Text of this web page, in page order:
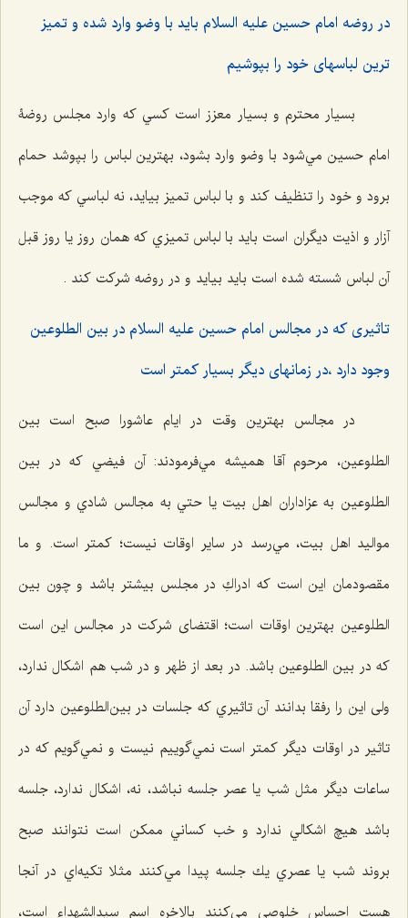
در روضه امام حسين عليه السلام بايد با وضو وارد شده و تميز
ترين لباسهاى خود را بپوشيم
بسيار محترم و بسيار معزز است كسي كه وارد مجلس روضۀ
امام حسين مي‌شود با وضو وارد بشود، بهترين لباس را بپوشد حمام
برود و خود را تنظيف كند و با لباس تميز بیاید، نه لباسي كه موجب
آزار و اذيت ديگران است بايد با لباس تميزي كه همان روز يا روز قبل
آن لباس شسته شده است بايد بيايد و در روضه شركت كند .
تاثيرى كه در مجالس امام حسين عليه السلام در بين الطلوعين
وجود دارد ،در زمانهاى ديگر بسیار کمتر است
در مجالس بهترين وقت در ايام عاشورا صبح است بين
الطلوعین، مرحوم آقا هميشه مي‌فرمودند: آن فيضي كه در بين
الطلوعین به عزاداران اهل بيت يا حتي به مجالس شادي و مجالس
مواليد اهل بيت، مي‌رسد در ساير اوقات نيست؛ كمتر است. و ما
مقصودمان این است که ادراكِ در مجلس بيشتر باشد و چون بين
الطلوعین بهترين اوقات است؛ اقتضای شرکت در مجالس این است
که در بين الطلوعین باشد. در بعد از ظهر و در شب هم اشكال ندارد،
ولی اين را رفقا بدانند آن تاثيري كه جلسات در بين‌الطلوعين دارد آن
تاثير در اوقات ديگر كمتر است نمي‌گوييم نيست و نمي‌گويم كه در
ساعات ديگر مثل شب یا عصر جلسه نباشد، نه، اشكال ندارد، جلسه
باشد هيچ اشكالي ندارد و خب كساني ممكن است نتوانند صبح
بروند شب يا عصري يك جلسه پيدا مي‌كنند مثلا تكيه‌اي در آ‌نجا
هست احساس خلوصي مي‌كنند بالاخره اسم سيدالشهداء است،